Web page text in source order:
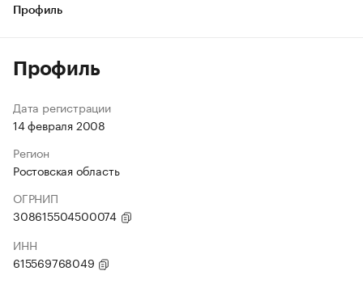
Профиль
Профиль
Дата регистрации
14 февраля 2008
Регион
Ростовская область
ОГРНИП
308615504500074
ИНН
615569768049